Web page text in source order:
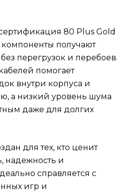
80 Plus Gold
компоненты получают
перегрузок и перебоев.
помогает
внутри корпуса и
а низкий уровень шума
даже для долгих
для тех, кто ценит
надежность и
справляется с
игр и